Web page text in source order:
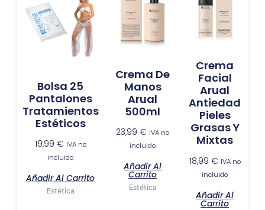
Bolsa 25
Pantalones
Tratamientos
Estéticos
19,99 € IVA no
incluido
Añadir Al Carrito
Estética
Crema De
Manos
Arual
500ml
23,99€ IVA no
incluido
Añadir Al
Carrito
Estética
Crema
Facial
Arual
Antiedad
Pieles
Grasas Y
Mixtas
18,99 € IVA no
incluido
Añadir Al
Carrito